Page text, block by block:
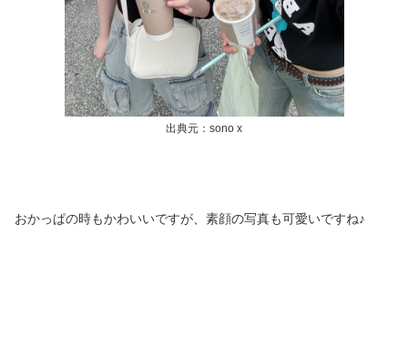
出典元：sono x
おかっぱの時もかわいいですが、素顔の写真も可愛いですね♪